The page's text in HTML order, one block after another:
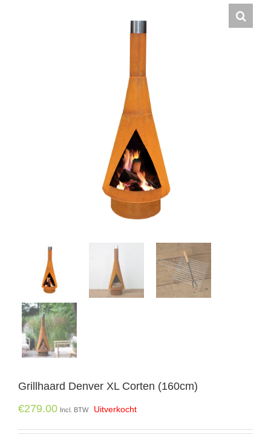
Grillhaard Denver XL Corten (160cm)
€279.00 Incl. BTW Uitverkocht